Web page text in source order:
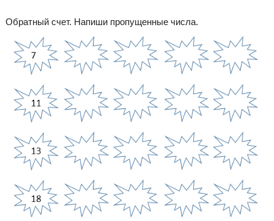
Обратный счет. Напиши пропущенные числа.